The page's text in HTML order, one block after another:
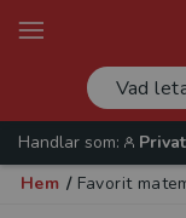
Handlar som:
Hem / Favorit